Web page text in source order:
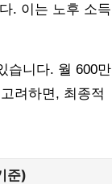
. 이는 노후 소득
습니다. 월 600만
려하면, 최종적
준)